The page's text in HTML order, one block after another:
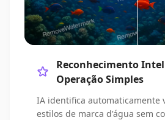
Reconhecimento
Operação Simples
IA identifica automaticamente
estilos de marca d'água sem